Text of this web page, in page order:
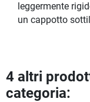
leggermente
un cappotto
4 altri
categoria: